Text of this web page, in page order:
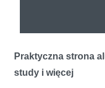
Praktyczna strona
study i więcej